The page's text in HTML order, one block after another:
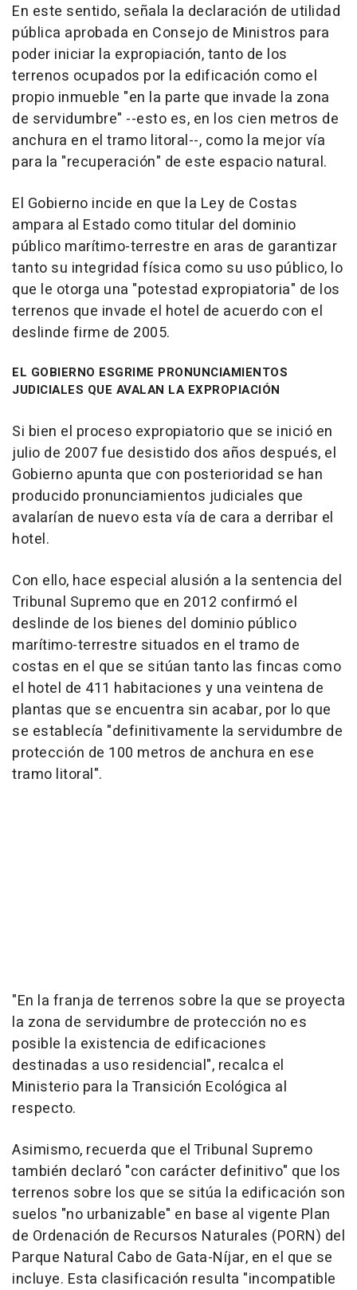
En este sentido, señala la declaración de utilidad
pública aprobada en Consejo de Ministros para
poder iniciar la expropiación, tanto de los
terrenos ocupados por la edificación como el
propio inmueble "en la parte que invade la zona
de servidumbre" --esto es, en los cien metros de
anchura en el tramo litoral--, como la mejor vía
para la "recuperación" de este espacio natural.
El Gobierno incide en que la Ley de Costas
ampara al Estado como titular del dominio
público marítimo-terrestre en aras de garantizar
tanto su integridad física como su uso público, lo
que le otorga una "potestad expropiatoria" de los
terrenos que invade el hotel de acuerdo con el
deslinde firme de 2005.
EL GOBIERNO ESGRIME PRONUNCIAMIENTOS
JUDICIALES QUE AVALAN LA EXPROPIACIÓN
Si bien el proceso expropiatorio que se inició en
julio de 2007 fue desistido dos años después, el
Gobierno apunta que con posterioridad se han
producido pronunciamientos judiciales que
avalarían de nuevo esta vía de cara a derribar el
hotel.
Con ello, hace especial alusión a la sentencia del
Tribunal Supremo que en 2012 confirmó el
deslinde de los bienes del dominio público
marítimo-terrestre situados en el tramo de
costas en el que se sitúan tanto las fincas como
el hotel de 411 habitaciones y una veintena de
plantas que se encuentra sin acabar, por lo que
se establecía "definitivamente la servidumbre de
protección de 100 metros de anchura en ese
tramo litoral".
"En la franja de terrenos sobre la que se proyecta
la zona de servidumbre de protección no es
posible la existencia de edificaciones
destinadas a uso residencial", recalca el
Ministerio para la Transición Ecológica al
respecto.
Asimismo, recuerda que el Tribunal Supremo
también declaró "con carácter definitivo" que los
terrenos sobre los que se sitúa la edificación son
suelos "no urbanizable" en base al vigente Plan
de Ordenación de Recursos Naturales (PORN) del
Parque Natural Cabo de Gata-Níjar, en el que se
incluye. Esta clasificación resulta "incompatible